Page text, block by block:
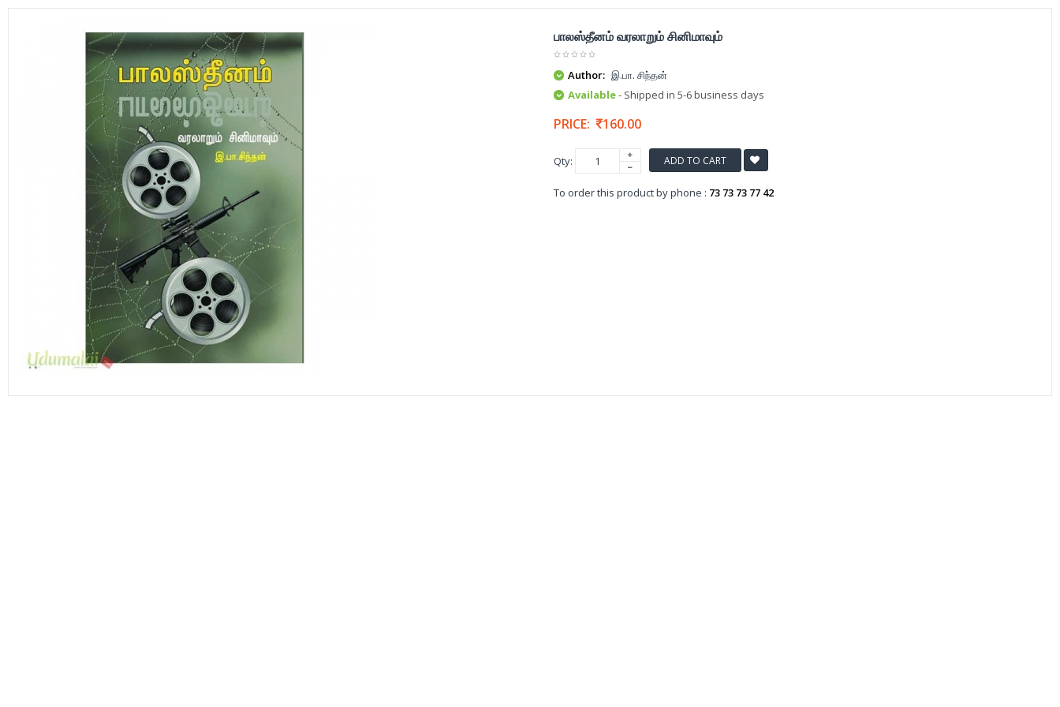
பாலஸ்தீனம் வரலாறும் சினிமாவும்
Author: இ.பா. சிந்தன்
Available- Shipped in 5-6 business days
PRICE: 160.00
Qty: ADD TO CART
To order this product by phone : 73 73 73 77 42